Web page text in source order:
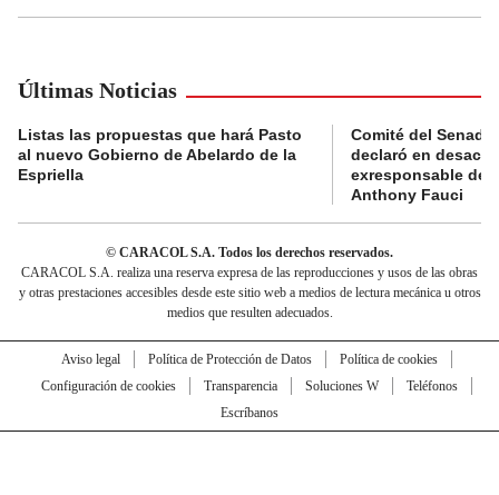
Últimas Noticias
Listas las propuestas que hará Pasto
al nuevo Gobierno de Abelardo de la
Espriella
Comité del Senado
declaró en
exresponsable de
Anthony Fauci
© CARACOL S.A. Todos los derechos reservados.
CARACOL S.A. realiza una reserva expresa de las reproducciones y usos de las obras
y otras prestaciones accesibles desde este sitio web a medios de lectura mecánica u otros
medios que resulten adecuados.
Aviso legal Política de Protección de Datos
Política de cookies
Configuración de cookies
Transparencia Soluciones W
Teléfonos
Escríbanos